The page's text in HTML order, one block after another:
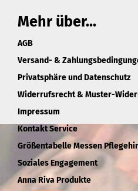
Mehr über...
AGB
Versand- &
Privatsphäre und Datenschutz
Widerrufsrecht & Muster-
Impressum
Kontakt Service
Größentabelle Messen
Soziales Engagement
Anna Riva Produkte